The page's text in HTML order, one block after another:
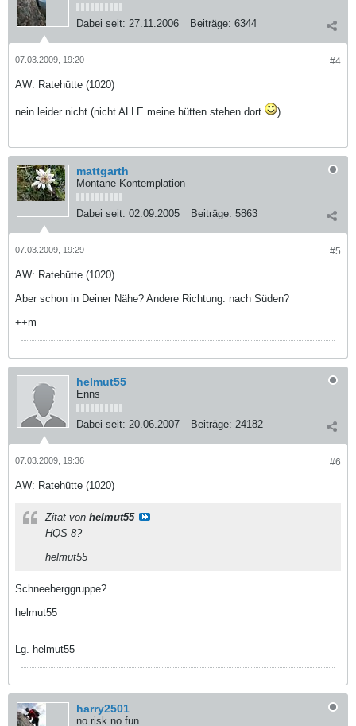
Dabei seit: 27.11.2006 Beiträge: 6344
#4
07.03.2009, 19:20
AW: Ratehütte (1020)
nein leider nicht (nicht ALLE meine hütten stehen dort )
mattgarth
Montane Kontemplation
Dabei seit: 02.09.2005 Beiträge: 5863
#5
07.03.2009, 19:29
AW: Ratehütte (1020)
Aber schon in Deiner Nähe? Andere Richtung: nach Süden?
++m
helmut55
Enns
Dabei seit: 20.06.2007 Beiträge: 24182
#6
07.03.2009, 19:36
AW: Ratehütte (1020)
Zitat von helmut55
HQS 8?
helmut55
Schneeberggruppe?
helmut55
Lg. helmut55
harry2501
no risk no fun